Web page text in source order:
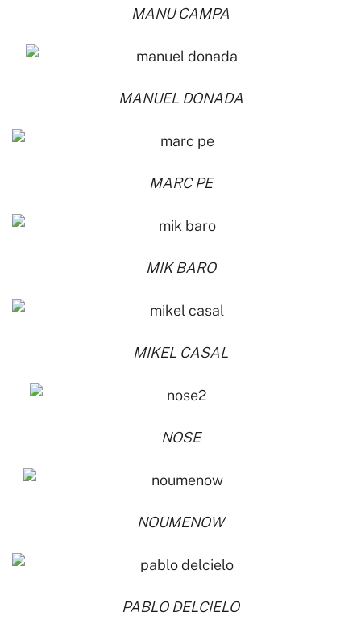
MANU CAMPA
MANUEL DONADA
MARC PE
MIK BARO
MIKEL CASAL
NOSE
NOUMENOW
PABLO DELCIELO